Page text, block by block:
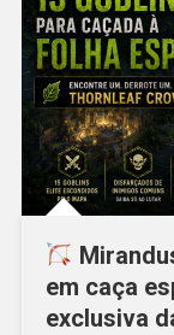
em caça
exclusiva